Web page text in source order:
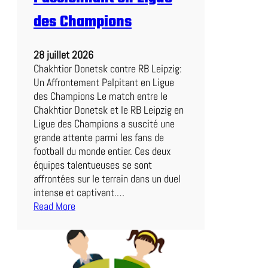
a
l
:
U
n
S
p
e
c
t
a
c
e
I
n
o
u
des Champions
28 juillet 2026
Chakhtior Donetsk contre RB Leipzig:
Un Affrontement Palpitant en Ligue
des Champions Le match entre le
Chakhtior Donetsk et le RB Leipzig en
Ligue des Champions a suscité une
grande attente parmi les fans de
football du monde entier. Ces deux
équipes talentueuses se sont
affrontées sur le terrain dans un duel
intense et captivant.…
Read More
C
a